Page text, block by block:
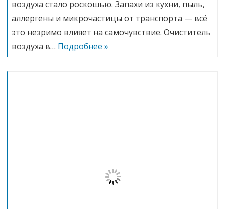
воздуха стало роскошью. Запахи из кухни, пыль,
аллергены и микрочастицы от транспорта — всё
это незримо влияет на самочувствие. Очиститель
воздуха в… Подробнее »